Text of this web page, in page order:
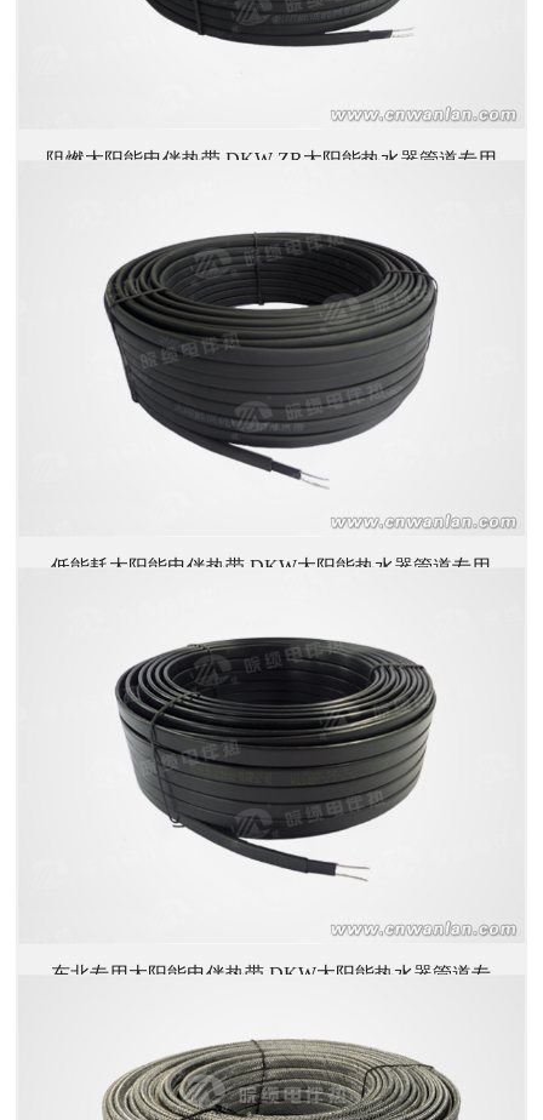
阻燃太阳能电伴热带 DKW-ZR太阳能热水器管道专用
低能耗太阳能电伴热带 DKW太阳能热水器管道专用
东北专用太阳能电伴热带 DKW太阳能热水器管道专
用解冻带/电热带